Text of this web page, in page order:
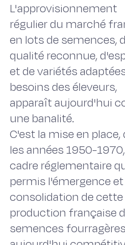
L'approvisionnement
régulier du marché
en lots de semences,
qualité reconnue,
et de variétés
besoins des éleveurs,
apparaît aujourd'hui
une banalité.
C'est la mise en place,
les années 1950-
cadre réglementaire
permis l'émergence et
consolidation de cette
production française
semences